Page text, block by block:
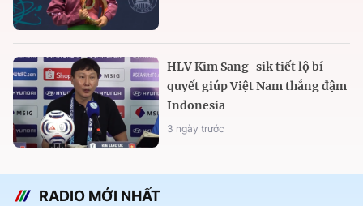
HLV Kim Sang-sik tiết lộ bí
quyết giúp Việt Nam thắng đậm
Indonesia
3 ngày trước
RADIO MỚI NHẤT